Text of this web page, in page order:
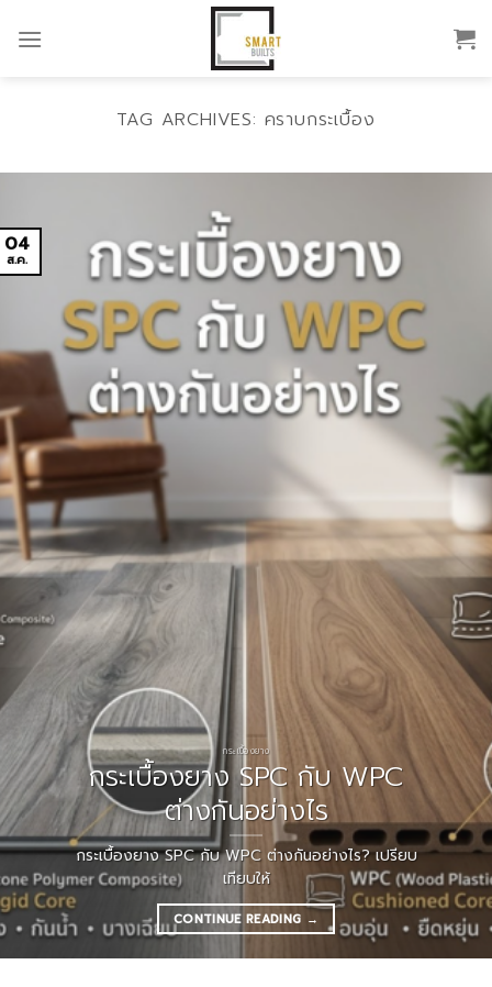
TAG ARCHIVES: คราบกระเบื้อง
กระเบื้องยาง
กระเบื้องยาง SPC กับ WPC
ต่างกันอย่างไร
กระเบื้องยาง SPC กับ WPC ต่างกันอย่างไร? เปรียบ
เทียบให้
CONTINUE READING →
04
ส.ค.